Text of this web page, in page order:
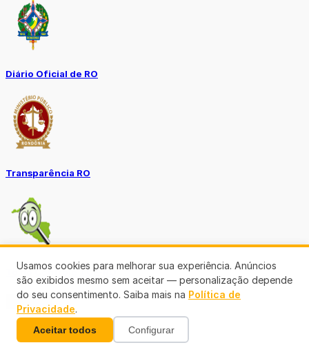
Diário Oficial de RO
Transparência RO
Tô no Controle TCE-RO
Ver mais
Usamos cookies para melhorar sua experiência. Anúncios
são exibidos mesmo sem aceitar — personalização depende
do seu consentimento. Saiba mais na Política de
Privacidade.
Aceitar todos Configurar